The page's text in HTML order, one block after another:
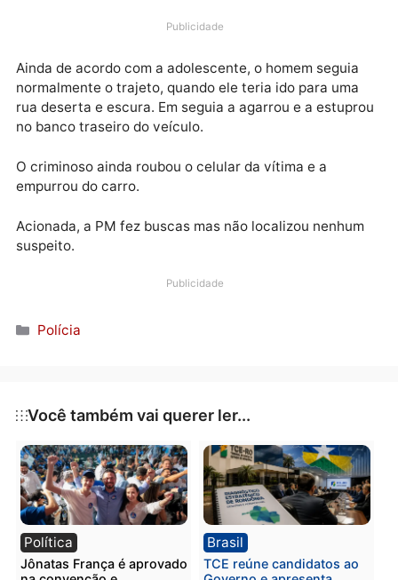
uma casa noturna no bairro Lagoinha, decidiu ir
por aplicativo.
Publicidade
Ainda de acordo com a adolescente, o homem seguia
normalmente o trajeto, quando ele teria ido para uma
no banco traseiro do veículo.
Acionada, a PM fez buscas mas não localizou
Categorias
Polícia
Você também vai querer ler...